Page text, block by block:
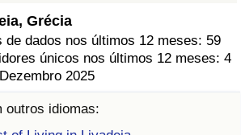
Grécia
de dados nos últimos 12 meses: 59
únicos nos últimos 12 meses: 4
2025
outros idiomas: